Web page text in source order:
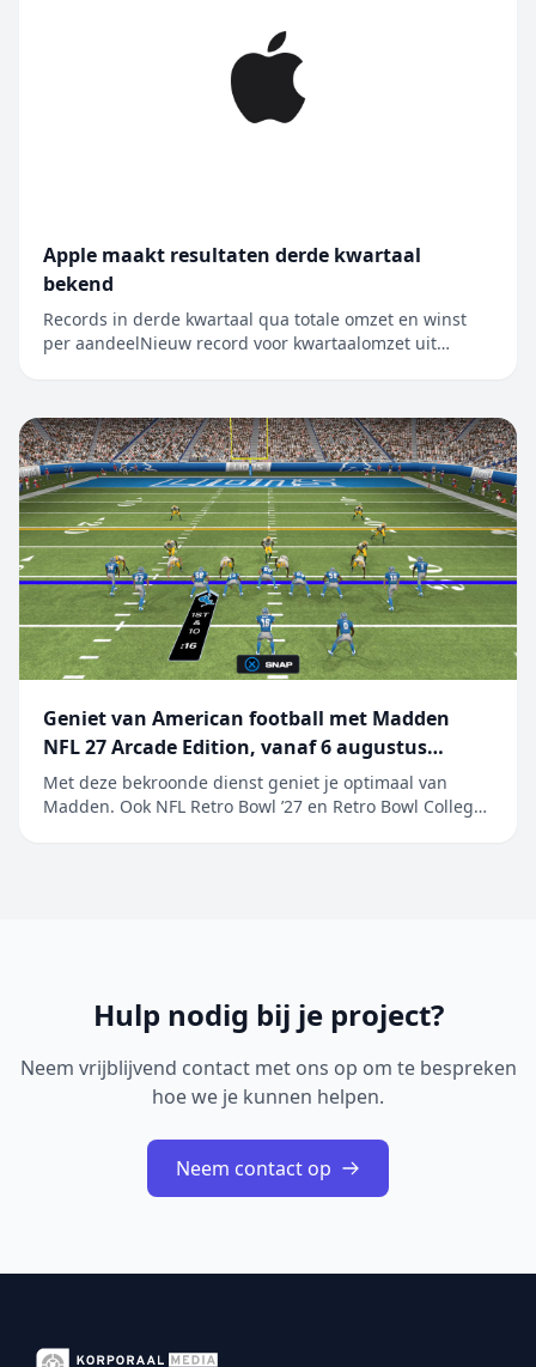
Apple maakt resultaten derde kwartaal
bekend
Records in derde kwartaal qua totale omzet en winst
per aandeelNieuw record voor kwartaalomzet uit
voor het derde kwartaal van het boekjaar 2026, dat
werd afgesloten op 27 juni 2026. De kwart...
Geniet van American football met Madden
NFL 27 Arcade Edition, vanaf 6 augustus
beschikbaar op Apple Arcade
Met deze bekroonde dienst geniet je optimaal van
Madden. Ook NFL Retro Bowl ’27 en Retro Bowl College+
Hulp nodig bij je project?
Neem vrijblijvend contact met ons op om te bespreken
hoe we je kunnen helpen.
Neem contact op